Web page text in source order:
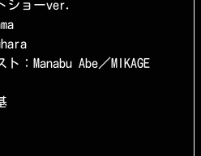
ショーver.
：Manabu Abe／MIKAGE